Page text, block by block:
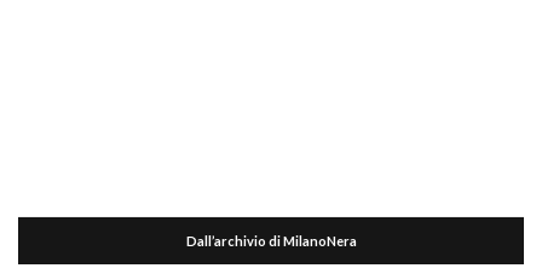
Dall’archivio di MilanoNera